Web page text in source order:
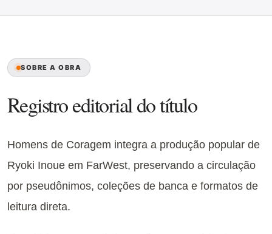
SOBRE A OBRA
Registro editorial do título
Homens de Coragem integra a produção popular de
Ryoki Inoue em FarWest, preservando a circulação
por pseudônimos, coleções de banca e formatos de
leitura direta.